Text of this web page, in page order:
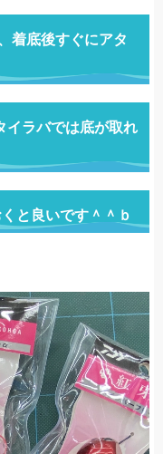
着底後すぐにアタ
イラバでは底が取れ
と良いです＾＾ｂ